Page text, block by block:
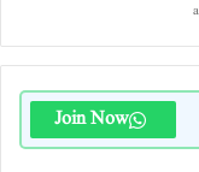
Join Now